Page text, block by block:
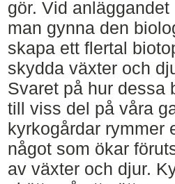
gör. Vid
man gynna den
skapa ett flertal
skydda växter och
Svaret på hur dessa
till viss del på våra
kyrkogårdar rymmer
något som ökar
av växter och djur.